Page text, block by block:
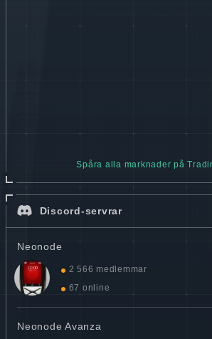
Spåra alla marknader på
Discord-servrar
Neonode
2 566 medlemmar
67 online
Neonode Avanza